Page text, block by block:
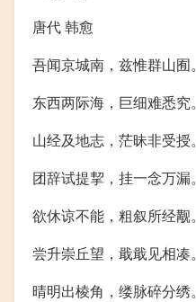
唐代 韩愈
吾闻京城南，兹惟群山囿。
东西两际海，巨细难悉究。
山经及地志，茫昧非受授。
团辞试提挈，挂一念万漏。
欲休谅不能，粗叙所经觏。
尝升崇丘望，戢戢见相凑。
晴明出棱角，缕脉碎分绣。